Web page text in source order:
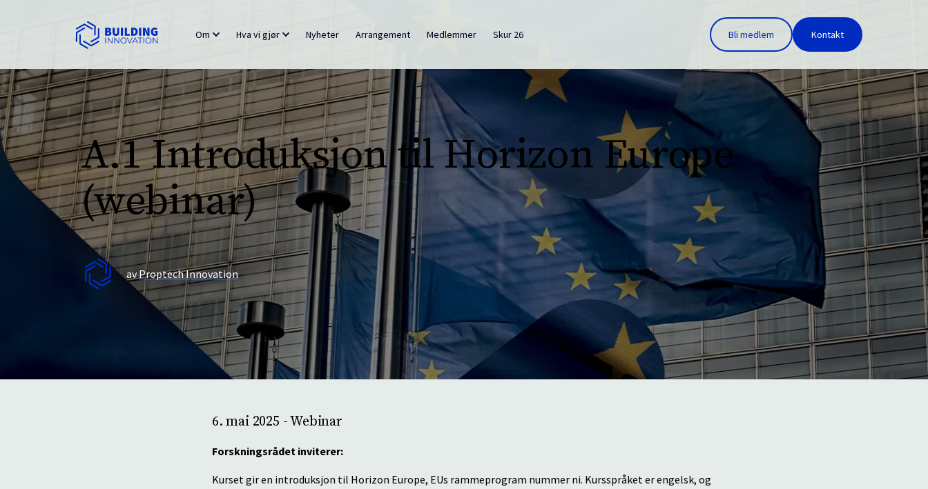
Om Hva vi gjør Nyheter Arrangement Medlemmer Skur 26 Bli medlem Kontakt
A.1 Introduksjon til Horizon Europe
(webinar)
avProptech Innovation
6. mai 2025 - Webinar
Forskningsrådet inviterer:
Kurset gir en introduksjon til Horizon Europe, EUs rammeprogram nummer ni. Kursspråket er engelsk, og